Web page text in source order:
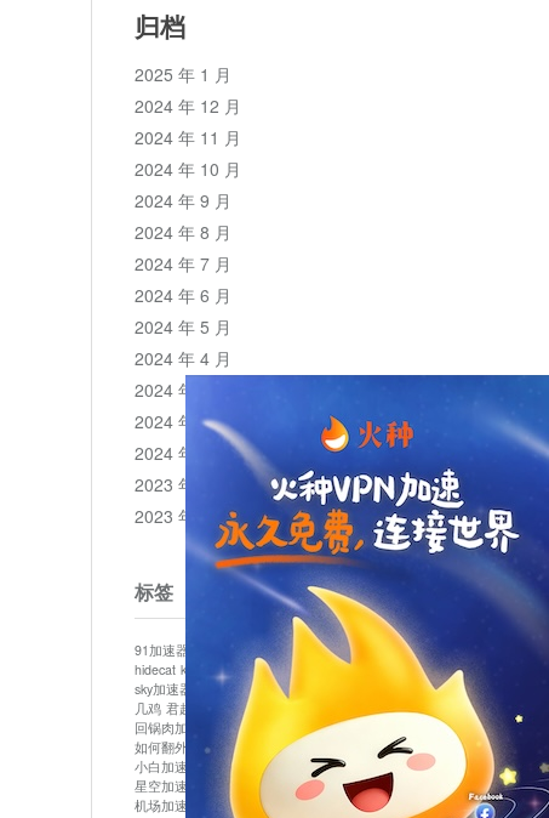
归档
2025 年 1 月
2024 年 12 月
2024 年 11 月
2024 年 10 月
2024 年 9 月
2024 年 8 月
2024 年 7 月
2024 年 6 月
2024 年 5 月
2024 年 4 月
2024 年 3 月
2024 年 2 月
2024 年 1 月
2023 年 12 月
2023 年 11 月
标签
91加速器 bluelayer加速器
clash节点
hidecat kuai500 panda加速器
plex加速器
sky加速器
telegram加速器 中信加速器
云梯加速器
几鸡 君越加速器 哔咔漫画加速器
唐师傅加速器
回锅肉加速器
坚果加速器 壹点加速器
如何翻外墙网站 小哈vp加速器
小火箭加速器
小白加速器
布谷vp加速器 心阶云 快连
星空加速器
最新版clash安卓下载
月光加速器
机场加速器
松果云 极快加速器
梯子加速器